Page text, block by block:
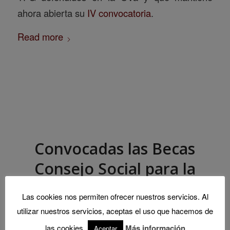
ahora abierta su IV convocatoria.
Read more
Convocadas las Becas
Consejo Social para la
colaboración en institutos
y departamentos
Las cookies nos permiten ofrecer nuestros servicios. Al
utilizar nuestros servicios, aceptas el uso que hacemos de
las cookies.